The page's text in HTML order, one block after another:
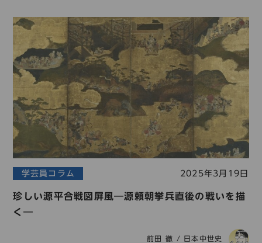
学芸員コラム 2025年3月19日
珍しい源平合戦図屏風―源頼朝挙兵直後の戦いを描
く―
前田 徹 / 日本中世史
日本語 English 中文簡体 한국어